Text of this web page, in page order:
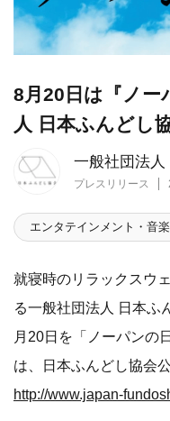
一般社団法
プレスリリース
8月20日は『ノー
人 日本ふんどし
エンタテインメント・音
就寝時のリラックスウ
る一般社団法人 日本ふ
月20日を「ノーパンの
は、日本ふんどし協会
http://www.japan-